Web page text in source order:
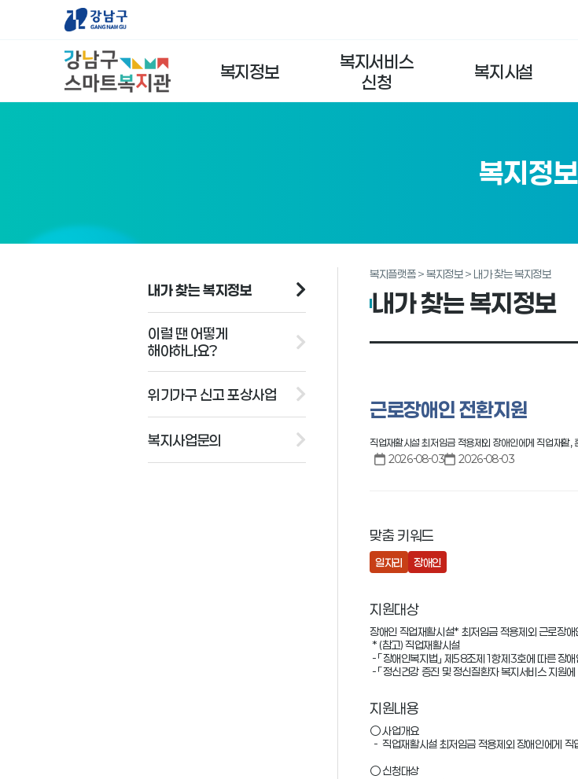
복지정보
복지서비스
신청
복지시설
복지정보
내가 찾는 복지정보
이럴 땐 어떻게
해야하나요?
위기가구 신고 포상사업
복지사업문의
복지플랫폼 > 복지정보 > 내가 찾는 복지정보
내가 찾는 복지정보
근로장애인 전환지원
직업재활시설 최저임금 적용제외 장애인에게 직업재활,
2026-08-03
2026-08-03
맞춤 키워드
일자리 장애인
지원대상
장애인 직업재활시설* 최저임금 적용제외 근로장애
- 「정신건강 증진 및 정신질환자 복지서비스 지원
지원내용
○ 사업개요
○ 신청대상